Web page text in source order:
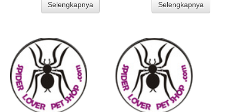
Selengkapnya Selengkapnya